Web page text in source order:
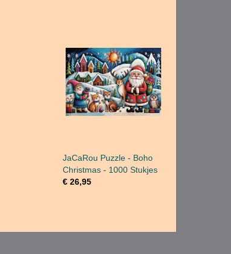
JaCaRou Puzzle - Boho
Christmas - 1000 Stukjes
€ 26,95